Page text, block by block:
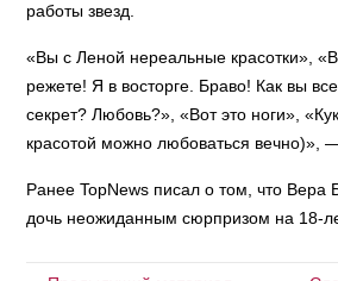
работы звезд.
«Вы с Леной нереальные красотки»,
режете! Я в восторге. Браво! Как вы
секрет? Любовь?», «Вот это ноги»,
красотой можно любоваться вечно)»,
Ранее TopNews писал о том, что Вера
дочь неожиданным сюрпризом на 18-